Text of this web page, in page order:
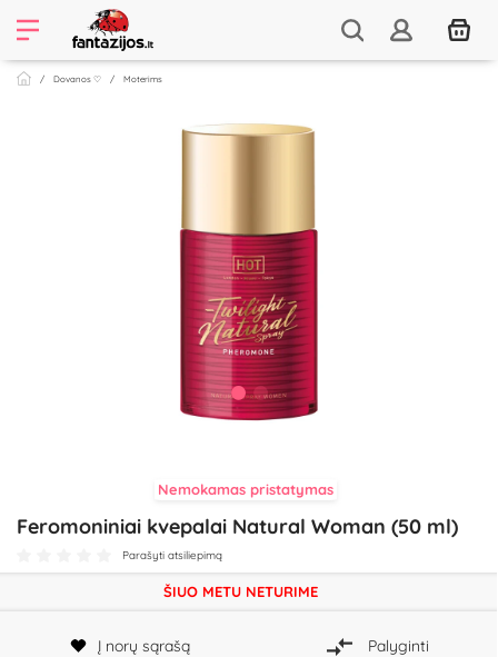
Dovanos ♡ Moterims
Nemokamas pristatymas
Feromoniniai kvepalai Natural Woman (50 ml)
Parašyti atsiliepimą
ŠIUO METU NETURIME
Į norų sąrašą Palyginti